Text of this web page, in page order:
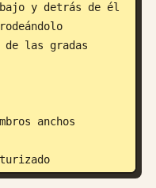
y detrás de él
de las gradas
anchos